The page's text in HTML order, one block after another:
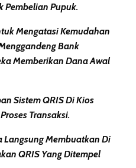
Pembelian Pupuk.
Mengatasi Kemudahan
Bank
Memberikan Dana Awal
Sistem QRIS Di Kios
Transaksi.
Membuatkan Di
QRIS Yang Ditempel